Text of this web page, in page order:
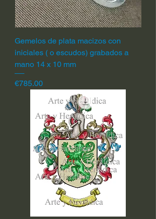
Gemelos de plata macizos con
iniciales ( o escudos) grabados a
mano 14 x 10 mm
Price
€785.00